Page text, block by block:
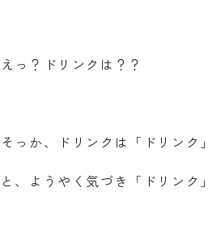
えっ？ドリンクは？？
そっか、ドリンクは「ドリンク
と、ようやく気づき「ドリンク